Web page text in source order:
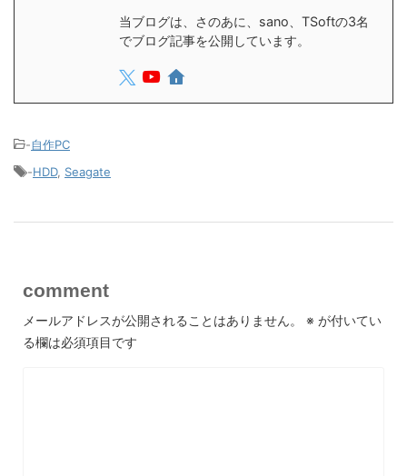
当ブログは、さのあに、sano、TSoftの3名
でブログ記事を公開しています。
-自作PC
-HDD, Seagate
comment
メールアドレスが公開されることはありません。 ※ が付いてい
る欄は必須項目です